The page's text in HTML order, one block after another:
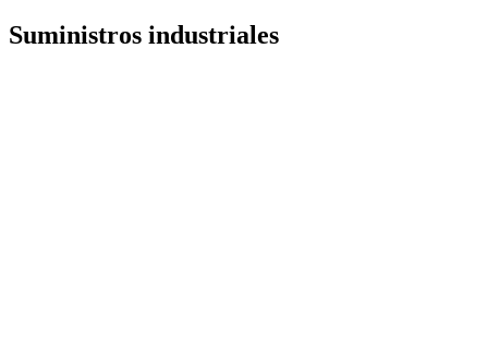
Suministros industriales